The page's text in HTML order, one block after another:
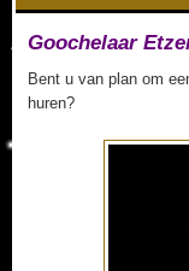
Goochelaar
Bent u van plan om
huren?